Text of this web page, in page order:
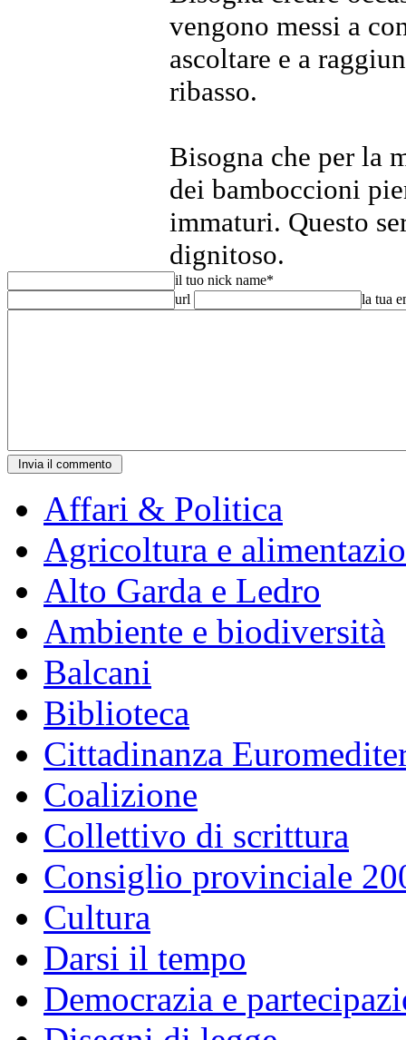
vengono messi a
ascoltare e a
ribasso.
Bisogna che per la
dei bamboccioni
immaturi. Questo
dignitoso.
il tuo nick name*
url
la tua
Affari & Politica
Agricoltura e
Alto Garda e Ledro
Ambiente e biodiversità
Balcani
Biblioteca
Cittadinanza
Coalizione
Collettivo di scrittura
Consiglio provinciale
Cultura
Darsi il tempo
Democrazia e